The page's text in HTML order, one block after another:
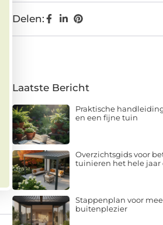
Delen:
Laatste Bericht
Praktische
en een fijne tuin
Overzichtsgids voor
tuinieren het hele jaar
Stappenplan voor
buitenplezier